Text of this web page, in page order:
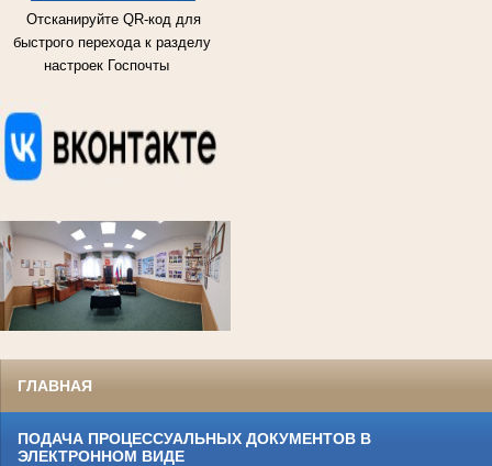
Отсканируйте QR-код для
быстрого перехода к разделу
настроек Госпочты
ГЛАВНАЯ
ПОДАЧА ПРОЦЕССУАЛЬНЫХ ДОКУМЕНТОВ В
ЭЛЕКТРОННОМ ВИДЕ